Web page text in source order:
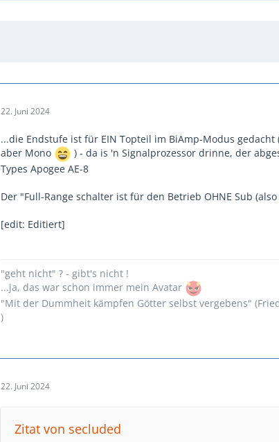
22. Juni 2024
...die Endstufe ist für EIN Topteil im BiAmp-Modus
aber Mono
) - da is 'n Signalprozessor drinne, der
Types Apogee AE-8
Der "Full-Range schalter ist für den Betrieb OHNE Sub
[edit: Editiert]
"geht nicht" ? - gibt's nicht !
...ja, das war schon immer mein Avatar
"Mit der Dummheit kämpfen Götter selbst vergebens"
)
22. Juni 2024
Zitat von secluded